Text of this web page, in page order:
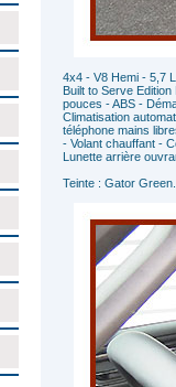
4x4 - V8 Hemi - 5,7
Built to Serve
pouces - ABS -
Climatisation
téléphone mains
- Volant chauffant -
Lunette arrière
Teinte : Gator Green.